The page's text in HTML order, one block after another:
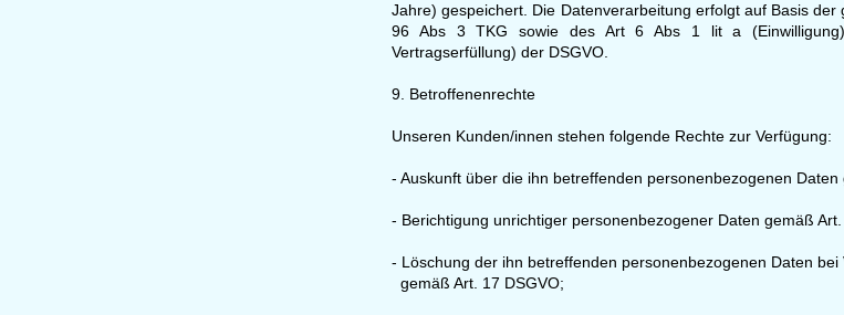
Jahre) gespeichert. Die Datenverarbeitung erfolgt auf Basis der
96 Abs 3 TKG sowie des Art 6 Abs 1 lit a
Vertragserfüllung) der DSGVO.
9. Betroffenenrechte
Unseren Kunden/innen stehen folgende Rechte zur Verfügung:
- Auskunft über die ihn betreffenden personenbezogenen Daten
- Berichtigung unrichtiger personenbezogener Daten gemäß Art.
- Löschung der ihn betreffenden personenbezogenen Daten bei
gemäß Art. 17 DSGVO;